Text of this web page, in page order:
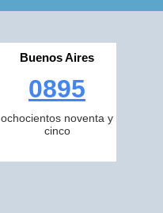
Buenos Aires
0895
ochocientos noventa y
cinco